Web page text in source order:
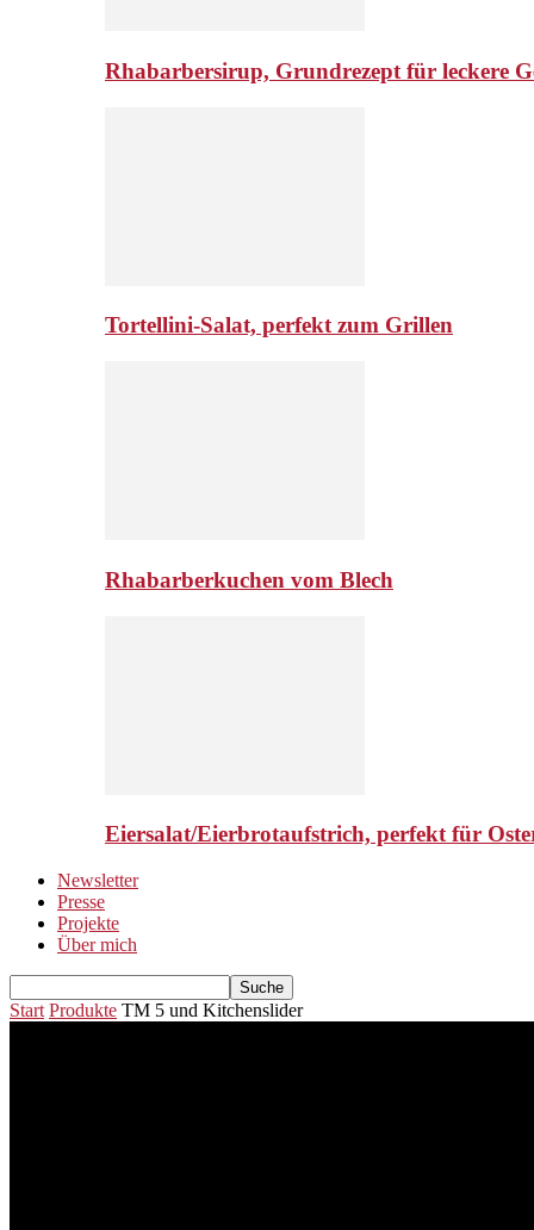
Rhabarbersirup, Grundrezept für leckere
Tortellini-Salat, perfekt zum Grillen
Rhabarberkuchen vom Blech
Eiersalat/Eierbrotaufstrich, perfekt für
Newsletter
Presse
Projekte
Über mich
Start Produkte TM 5 und Kitchenslider